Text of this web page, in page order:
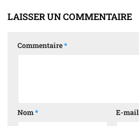
LAISSER UN COMMENTAIRE
Commentaire*
Nom* E-mail